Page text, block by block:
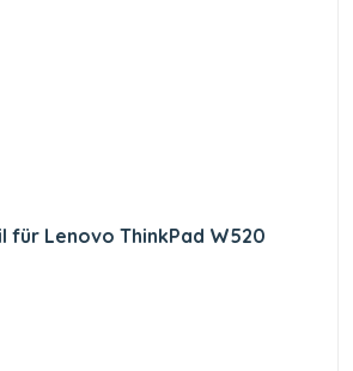
für Lenovo ThinkPad W520